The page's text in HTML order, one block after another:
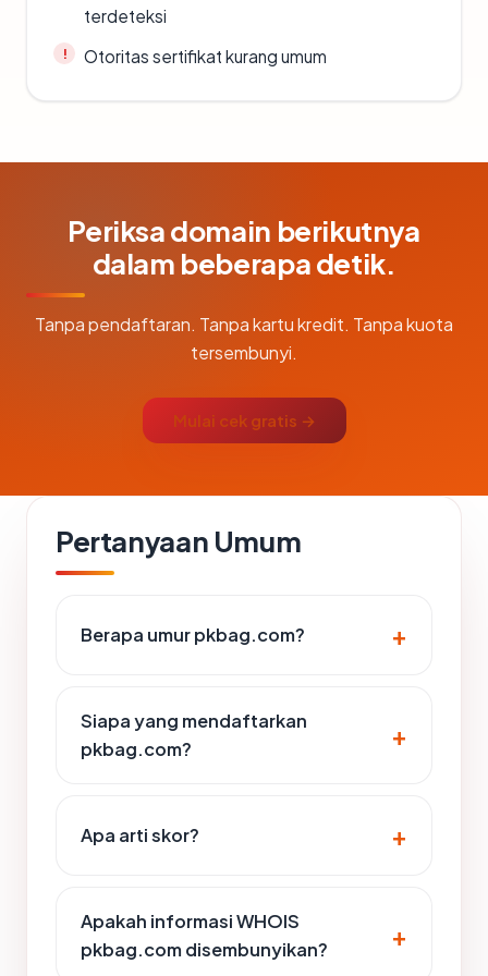
terdeteksi
Otoritas sertifikat kurang umum
Periksa domain berikutnya
dalam beberapa detik.
Tanpa pendaftaran. Tanpa kartu kredit. Tanpa kuota
tersembunyi.
Mulai cek gratis →
Pertanyaan Umum
Berapa umur pkbag.com?
Siapa yang mendaftarkan
pkbag.com?
Apa arti skor?
Apakah informasi WHOIS
pkbag.com disembunyikan?